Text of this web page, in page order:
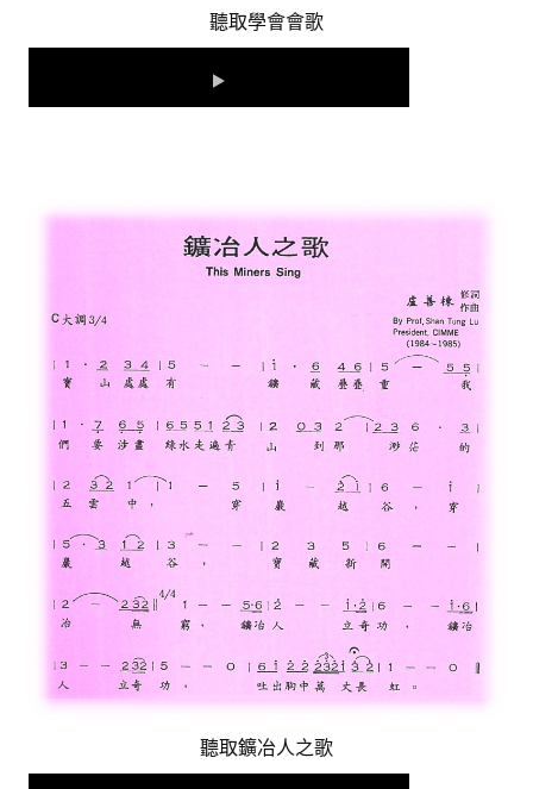
鑽禧紀念冊
學會電子報
歷年年會
年會活動
國際交流活動
兩岸交流活動
活動照片
活動影片
相關連結
聯絡我們
聽取學會會歌
聽取鑛冶人之歌